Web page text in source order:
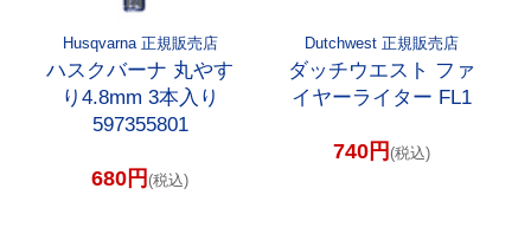
Husqvarna 正規販売店
ハスクバーナ 丸やす
り4.8mm 3本入り
597355801
680円(税込)
Dutchwest 正規販売店
ダッチウエスト ファ
イヤーライター FL1
740円(税込)